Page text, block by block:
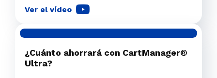
Ver el vídeo
¿Cuánto ahorrará con CartManager®
Ultra?